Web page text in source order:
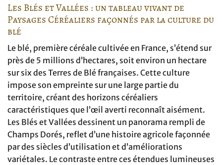
Les Blés et Vallées : un tableau vivant de
Paysages Céréaliers façonnés par la culture du
blé
Le blé, première céréale cultivée en France, s’étend sur
près de 5 millions d’hectares, soit environ un hectare
sur six des Terres de Blé françaises. Cette culture
impose son empreinte sur une large partie du
territoire, créant des horizons céréaliers
caractéristiques que l’œil averti reconnaît aisément.
Les Blés et Vallées dessinent un panorama rempli de
Champs Dorés, reflet d’une histoire agricole façonnée
par des siècles d’utilisation et d’améliorations
variétales. Le contraste entre ces étendues lumineuses